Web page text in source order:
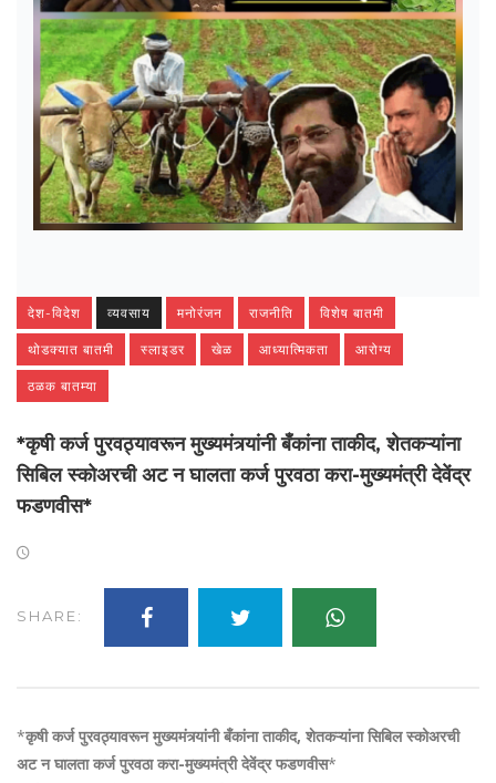
देश-विदेश व्यवसाय मनोरंजन राजनीति विशेष बातमी
थोडक्यात बातमी स्लाइडर खेळ आध्यात्मिकता आरोग्य
ठळक बातम्या
*कृषी कर्ज पुरवठ्यावरून मुख्यमंत्र्यांनी बँकांना ताकीद, शेतकऱ्यांना
सिबिल स्कोअरची अट न घालता कर्ज पुरवठा करा-मुख्यमंत्री देवेंद्र
फडणवीस*
SHARE:
*कृषी कर्ज पुरवठ्यावरून मुख्यमंत्र्यांनी बँकांना ताकीद, शेतकऱ्यांना सिबिल स्कोअरची
अट न घालता कर्ज पुरवठा करा-मुख्यमंत्री देवेंद्र फडणवीस*